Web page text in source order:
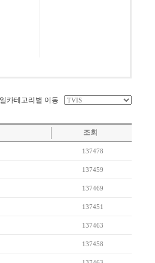
카테고리별 이동
조회
137478
137459
137469
137451
137463
137458